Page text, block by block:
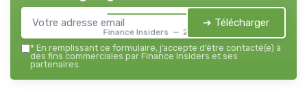
Finance Insiders — 2026
➔ Télécharger
* En remplissant ce formulaire, j’accepte d’être contacté(e) à
des fins commerciales par Finance Insiders et ses
partenaires.